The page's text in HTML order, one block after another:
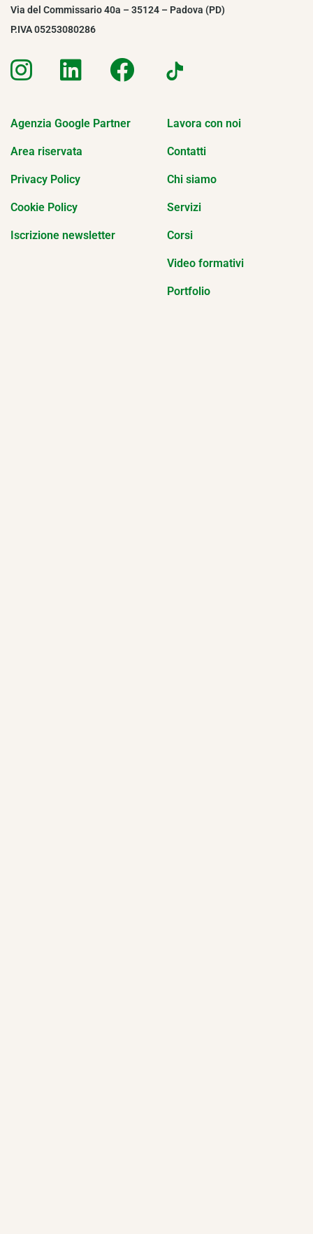
Via del Commissario 40a – 35124 – Padova (PD)
P.IVA 05253080286
Agenzia Google Partner
Area riservata
Privacy Policy
Cookie Policy
Iscrizione newsletter
Lavora con noi
Contatti
Chi siamo
Servizi
Corsi
Video formativi
Portfolio